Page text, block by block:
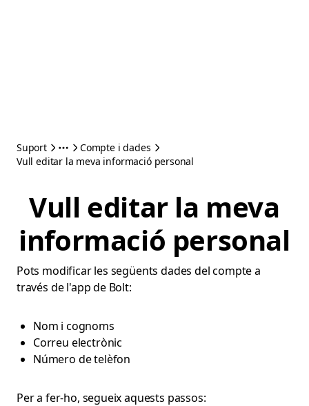
Suport
Compte i dades
Vull editar la meva informació personal
Vull editar la meva
informació personal
Pots modificar les següents dades del compte a
través de l'app de Bolt:
Nom i cognoms
Correu electrònic
Número de telèfon
Per a fer-ho, segueix aquests passos: